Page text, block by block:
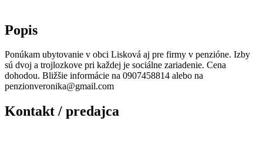
Popis
Ponúkam ubytovanie v obci Lisková aj pre firmy v penzióne. Izby
sú dvoj a trojlozkove pri každej je sociálne zariadenie. Cena
dohodou. Bližšie informácie na 0907458814 alebo na
penzionveronika@gmail.com
Kontakt / predajca